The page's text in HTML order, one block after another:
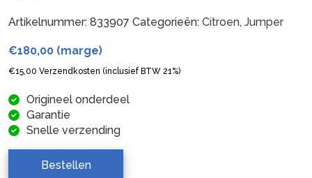
Artikelnummer: 833907 Categorieën: Citroen, Jumper
€180,00 (marge)
€15,00 Verzendkosten (inclusief BTW 21%)
Origineel onderdeel
Garantie
Snelle verzending
Bestellen